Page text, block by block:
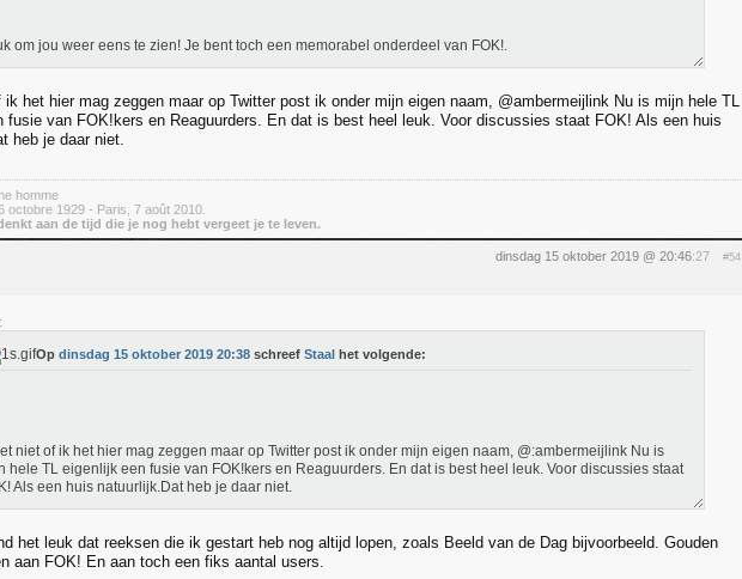
om jou weer eens te zien! Je bent toch een memorabel onderdeel van FOK!.
ik het hier mag zeggen maar op Twitter post ik onder mijn eigen naam, @ambermeijlink Nu is mijn hele TL
fusie van FOK!kers en Reaguurders. En dat is best heel leuk. Voor discussies staat FOK! Als een huis
heb je daar niet.
homme
octobre 1929 - Paris, 7 août 2010.
aan de tijd die je nog hebt vergeet je te leven.
dinsdag 15 oktober 2019 @ 20:46:27 #54
Op dinsdag 15 oktober 2019 20:38 schreef Staal het volgende:
niet of ik het hier mag zeggen maar op Twitter post ik onder mijn eigen naam, @:ambermeijlink Nu is
hele TL eigenlijk een fusie van FOK!kers en Reaguurders. En dat is best heel leuk. Voor discussies staat
Als een huis natuurlijk.Dat heb je daar niet.
het leuk dat reeksen die ik gestart heb nog altijd lopen, zoals Beeld van de Dag bijvoorbeeld. Gouden
aan FOK! En aan toch een fiks aantal users.